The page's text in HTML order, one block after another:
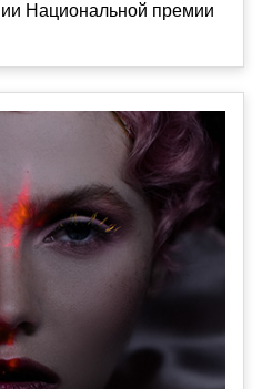
Национальной премии